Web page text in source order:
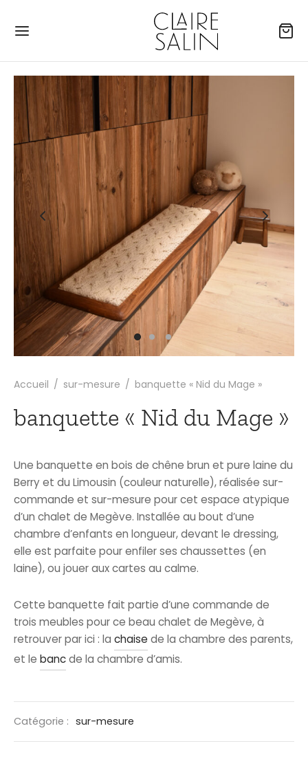
Accueil / sur-mesure / banquette « Nid du Mage »
banquette « Nid du Mage »
Une banquette en bois de chêne brun et pure laine du
Berry et du Limousin (couleur naturelle), réalisée sur-
commande et sur-mesure pour cet espace atypique
d’un chalet de Megève. Installée au bout d’une
chambre d’enfants en longueur, devant le dressing,
elle est parfaite pour enfiler ses chaussettes (en
laine), ou jouer aux cartes au calme.
Cette banquette fait partie d’une commande de
trois meubles pour ce beau chalet de Megève, à
retrouver par ici : la chaise de la chambre des parents,
et le bancde la chambre d’amis.
Catégorie : sur-mesure